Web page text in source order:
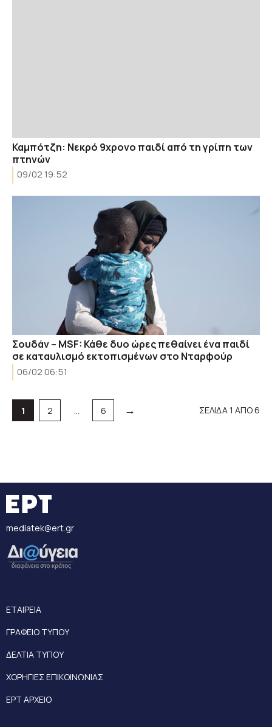
Καμπότζη: Νεκρό 9χρονο παιδί από τη γρίπη των
πτηνών
09/02 19:52
Σουδάν – MSF: Κάθε δυο ώρες πεθαίνει ένα παιδί
σε καταυλισμό εκτοπισμένων στο Νταρφούρ
06/02 06:51
Σελίδα
1 Σελίδα
2 … Σελίδα
6 → ΣΕΛΙΔΑ 1 ΑΠΟ 6
mediatek@ert.gr
ΕΤΑΙΡΕΙΑ
ΓΡΑΦΕΙΟ ΤΥΠΟΥ
ΔΕΛΤΙΑ ΤΥΠΟΥ
ΧΟΡΗΓΙΕΣ ΕΠΙΚΟΙΝΩΝΙΑΣ
ΕΡΤ ΑΡΧΕΙΟ